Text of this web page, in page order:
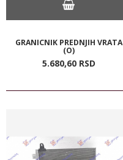
GRANICNIK PREDNJIH VRATA
(O)
5.680,60 RSD